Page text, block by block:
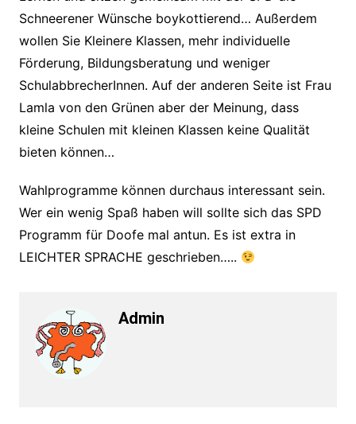
Schneerener Wünsche boykottierend… Außerdem
wollen Sie Kleinere Klassen, mehr individuelle
Förderung, Bildungsberatung und weniger
SchulabbrecherInnen. Auf der anderen Seite ist Frau
Lamla von den Grünen aber der Meinung, dass
kleine Schulen mit kleinen Klassen keine Qualität
bieten können…
Wahlprogramme können durchaus interessant sein.
Wer ein wenig Spaß haben will sollte sich das SPD
Programm für Doofe mal antun. Es ist extra in
LEICHTER SPRACHE geschrieben…..
Admin